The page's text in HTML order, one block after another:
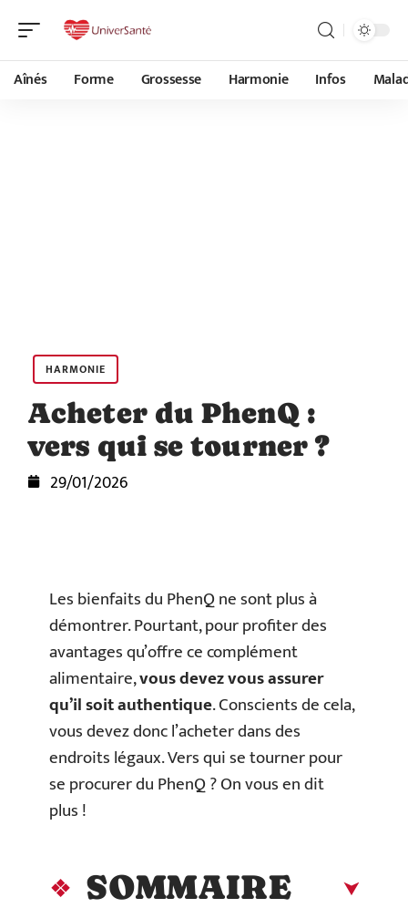
Aînés Forme Grossesse Harmonie Infos
HARMONIE
Acheter du PhenQ :
vers qui se tourner ?
29/01/2026
Les bienfaits du PhenQ ne sont plus à
démontrer. Pourtant, pour profiter des
avantages qu’offre ce complément
alimentaire,vous devez vous assurer
qu’il soit authentique. Conscients de cela,
vous devez donc l’acheter dans des
endroits légaux. Vers qui se tourner pour
se procurer du PhenQ ? On vous en dit
plus !
SOMMAIRE